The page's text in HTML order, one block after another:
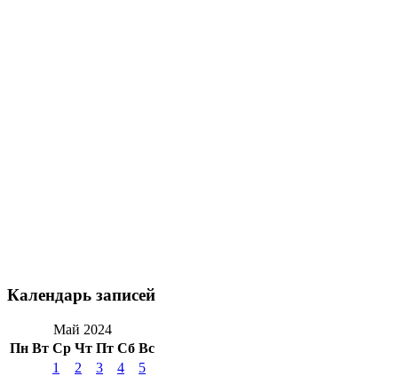
Календарь записей
Май 2024
Пн Вт Ср Чт Пт Сб Вс
1 2 3 4
5